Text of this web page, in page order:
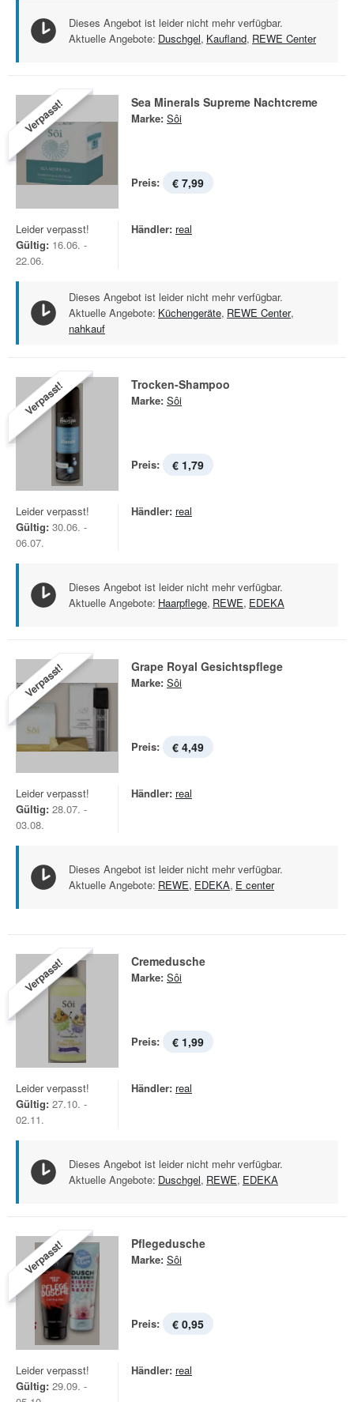
Dieses Angebot ist leider nicht mehr verfügbar.
Aktuelle Angebote: Duschgel, Kaufland, REWE Center
Verpasst! Sea Minerals Supreme Nachtcreme
Marke: Sôi
Preis: € 7,99
Leider verpasst!
Gültig: 16.06. -
22.06.
Händler: real
Dieses Angebot ist leider nicht mehr verfügbar.
Aktuelle Angebote: Küchengeräte, REWE Center,
nahkauf
Verpasst! Trocken-Shampoo
Marke: Sôi
Preis: € 1,79
Leider verpasst!
Gültig: 30.06. -
06.07.
Händler: real
Dieses Angebot ist leider nicht mehr verfügbar.
Aktuelle Angebote: Haarpflege, REWE, EDEKA
Verpasst! Grape Royal Gesichtspflege
Marke: Sôi
Preis: € 4,49
Leider verpasst!
Gültig: 28.07. -
03.08.
Händler: real
Dieses Angebot ist leider nicht mehr verfügbar.
Aktuelle Angebote: REWE, EDEKA, E center
Verpasst! Cremedusche
Marke: Sôi
Preis: € 1,99
Leider verpasst!
Gültig: 27.10. -
02.11.
Händler: real
Dieses Angebot ist leider nicht mehr verfügbar.
Aktuelle Angebote: Duschgel, REWE, EDEKA
Verpasst! Pflegedusche
Marke: Sôi
Preis: € 0,95
Leider verpasst!
Gültig: 29.09. -
Händler: real